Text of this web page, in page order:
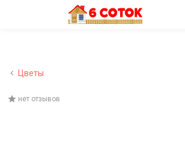
Цветы
нет отзывов